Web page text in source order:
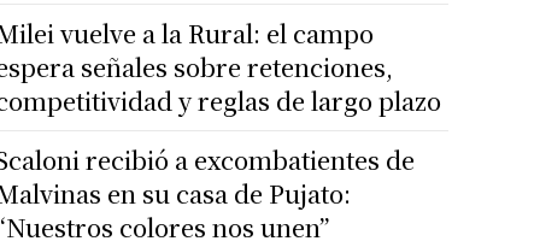
vuelve a la Rural: el campo
señales sobre retenciones,
y reglas de largo plazo
recibió a excombatientes de
en su casa de Pujato:
colores nos unen”